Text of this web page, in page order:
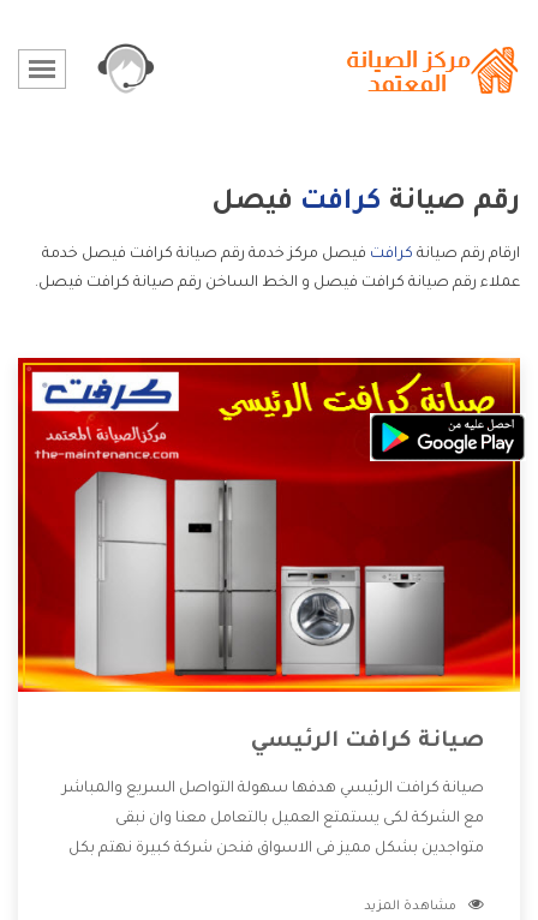
رقم صيانة كرافت فيصل
ارقام رقم صيانة كرافت فيصل مركز خدمة رقم صيانة كرافت فيصل خدمة
عملاء رقم صيانة كرافت فيصل و الخط الساخن رقم صيانة كرافت فيصل.
صيانة كرافت الرئيسي
صيانة كرافت الرئيسي هدفها سهولة التواصل السريع والمباشر
مع الشركة لكى يستمتع العميل بالتعامل معنا وان نبقى
متواجدين بشكل مميز فى الاسواق فنحن شركة كبيرة نهتم بكل
الشركة بها والتى تكون منها خدمة الصيانة التى تكون من أهم
مشاهدة المزيد